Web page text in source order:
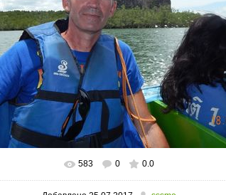
В реальном размере 1152x771
583 0 0.0